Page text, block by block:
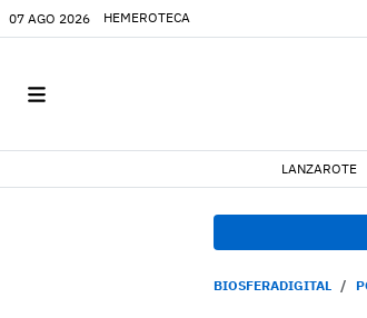
07 AGO 2026 HEMEROTECA
LANZAROTE
BIOSFERADIGITAL